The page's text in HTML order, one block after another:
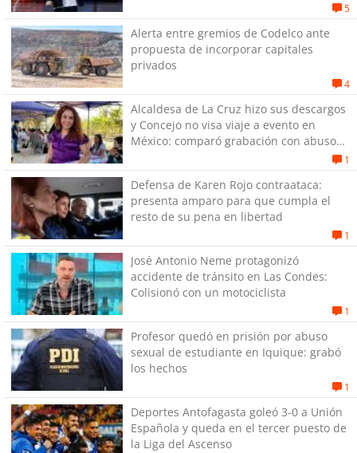
5
Alerta entre gremios de Codelco ante
propuesta de incorporar capitales
privados
4
Alcaldesa de La Cruz hizo sus descargos
y Concejo no visa viaje a evento en
México: comparó grabación con abuso
1
Defensa de Karen Rojo contraataca:
presenta amparo para que cumpla el
resto de su pena en libertad
1
José Antonio Neme protagonizó
accidente de tránsito en Las Condes:
Colisionó con un motociclista
1
Profesor quedó en prisión por abuso
sexual de estudiante en Iquique: grabó
los hechos
1
Deportes Antofagasta goleó 3-0 a Unión
Española y queda en el tercer puesto de
la Liga del Ascenso